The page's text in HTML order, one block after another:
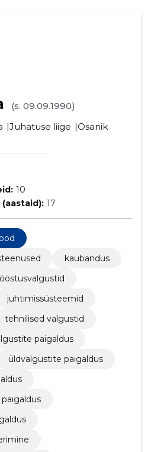
(s. 09.09.1990)
Juhatuse liige Osanik
10
17
kaubandus
juhtimissüsteemid
tehnilised valgustid
paigaldus
üldvalgustite paigaldus